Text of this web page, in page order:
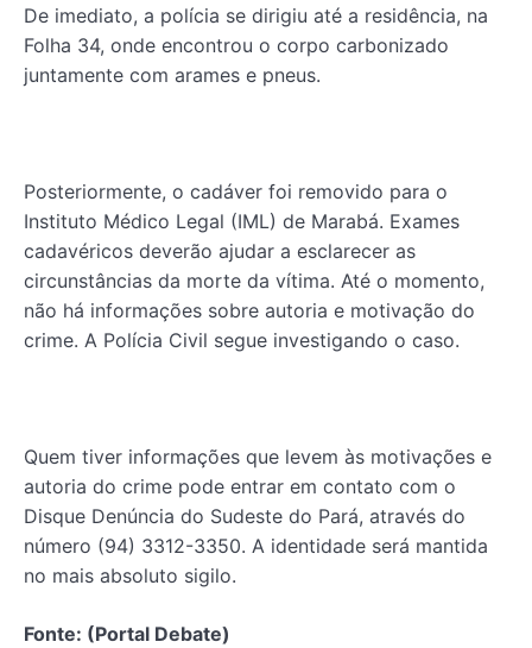
De imediato, a polícia se dirigiu até a residência, na
Folha 34, onde encontrou o corpo carbonizado
juntamente com arames e pneus.
Posteriormente, o cadáver foi removido para o
Instituto Médico Legal (IML) de Marabá. Exames
cadavéricos deverão ajudar a esclarecer as
circunstâncias da morte da vítima. Até o momento,
não há informações sobre autoria e motivação do
crime. A Polícia Civil segue investigando o caso.
Quem tiver informações que levem às motivações e
autoria do crime pode entrar em contato com o
Disque Denúncia do Sudeste do Pará, através do
número (94) 3312-3350. A identidade será mantida
no mais absoluto sigilo.
Fonte: (Portal Debate)